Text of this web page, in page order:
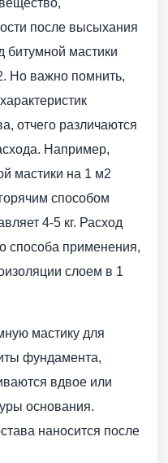
после высыхания
битумной мастики
Но важно помнить,
отчего различаются
Например,
мастики на 1 м2
способом
4-5 кг. Расход
способа применения,
слоем в 1
мастику для
фундамента,
вдвое или
основания.
наносится после